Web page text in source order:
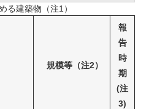
る建築物（注1）
規模等（注2）
報
告
時
期
(注
3)